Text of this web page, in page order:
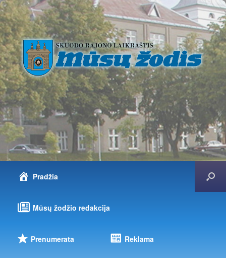
Pradžia
Mūsų žodžio redakcija
Prenumerata Reklama